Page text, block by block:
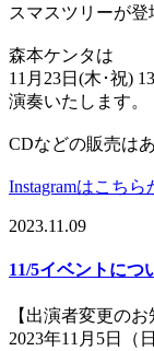
スマスツリーが登
森本ケンタは
11月23日(木･祝)
演奏いたします。
CDなどの販売は
Instagramはこちら
2023.11.09
11/5イベントにつ
【出演者変更のお
2023年11月5日（